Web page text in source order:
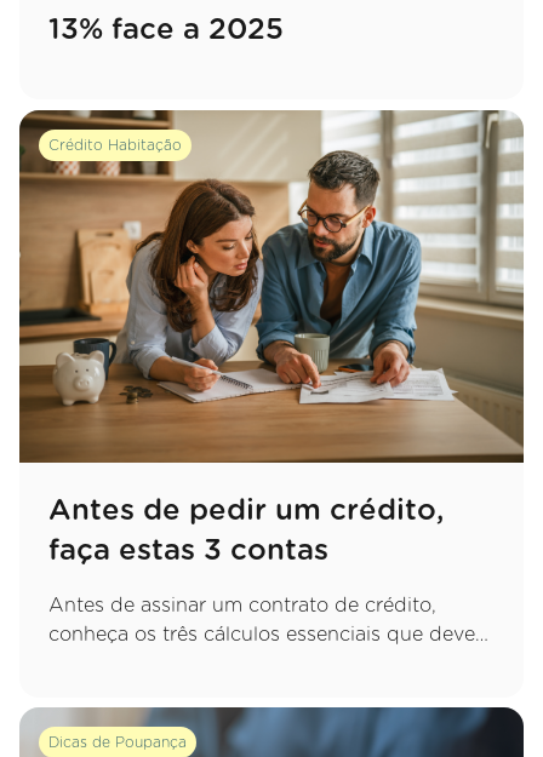
13% face a 2025
Crédito Habitação
Antes de pedir um crédito,
faça estas 3 contas
Antes de assinar um contrato de crédito,
conheça os três cálculos essenciais que deve
Dicas de Poupança